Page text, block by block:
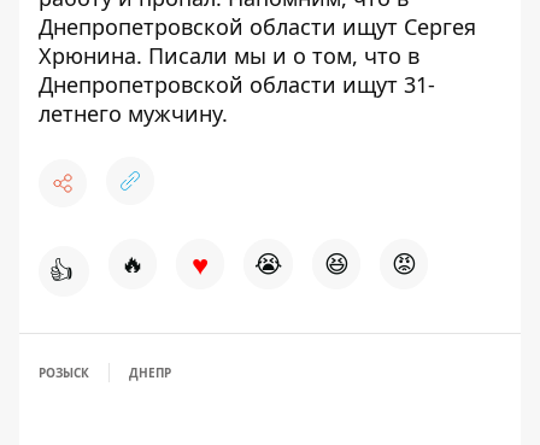
Днепропетровской области ищут Сергея
Хрюнина. Писали мы и о том, что в
Днепропетровской области ищут 31-
летнего мужчину.
👍 🔥 ♥ 😭 😆 😡
РОЗЫСК ДНЕПР